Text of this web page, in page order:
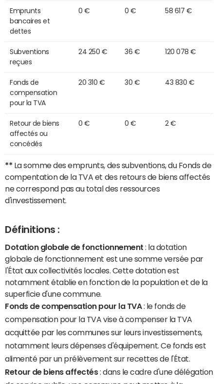
Emprunts
bancaires et
dettes
0 € 0 € 58 617 €
Subventions
reçues
24 250 € 36 € 120 078 €
Fonds de
compensation
pour la TVA
20 310 € 30 € 43 830 €
Retour de biens
affectés ou
concédés
0 € 0 € 2 €
** La somme des emprunts, des subventions, du Fonds de
compentation de la TVA et des retours de biens affectés
ne correspond pas au total des ressources
d'investissement.
Définitions :
Dotation globale de fonctionnement : la dotation
globale de fonctionnement est une somme versée par
l'État aux collectivités locales. Cette dotation est
notamment établie en fonction de la population et de la
superficie d'une commune.
Fonds de compensation pour la TVA: le fonds de
compensation pour la TVA vise à compenser la TVA
acquittée par les communes sur leurs investissements,
notamment leurs dépenses d'équipement. Ce fonds est
alimenté par un prélèvement sur recettes de l'État.
Retour de biens affectés: dans le cadre d'une délégation